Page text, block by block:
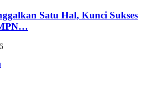
Satu Hal, Kunci Sukses